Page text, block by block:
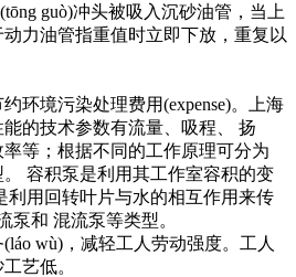
guò)冲头被吸入沉砂油管，当上
力油管指重值时立即下放，重复以
环境污染处理费用(expense)。上海
的技术参数有流量、吸程、 扬
等；根据不同的工作原理可分为
容积泵是利用其工作室容积的变
利用回转叶片与水的相互作用来传
泵和 混流泵等类型。
wù)，减轻工人劳动强度。工人
艺低。